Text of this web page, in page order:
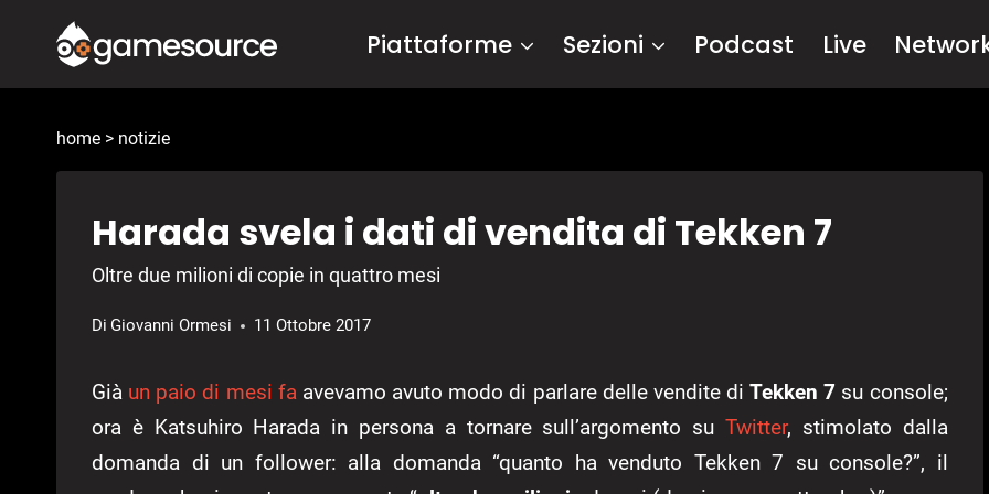
contenuto
Piattaforme Sezioni Podcast Live
home > notizie
Harada svela i dati di vendita di Tekken 7
Oltre due milioni di copie in quattro mesi
Di Giovanni Ormesi 11 Ottobre 2017
Già un paio di mesi faavevamo avuto modo di parlare delle vendite diTekken 7 su console;
ora è Katsuhiro Harada in persona a tornare sull’argomento suTwitter, stimolato dalla
domanda di un follower: alla domanda “quanto ha venduto Tekken 7 su console?”, il